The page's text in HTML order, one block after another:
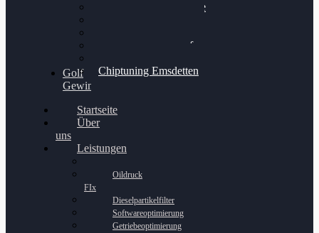
Bilgenroth Performance
Chiptuning Schüttorf
Chiptuning Emsdetten
Golf
Gewinnspiel
Startseite
Über
uns
Leistungen
Oildruck
FIx
Dieselpartikelfilter
Softwareoptimierung
Getriebeoptimierung